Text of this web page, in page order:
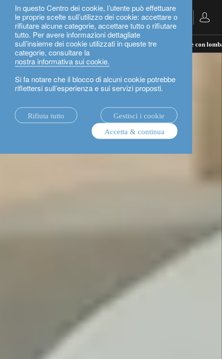
In questo Centro dei cookie, l’utente può effettuare
le proprie scelte sull’utilizzo dei cookie: accettare o
rifiutare alcune categorie, accettare tutto o rifiutare
tutto. Per avere informazioni dettagliate
sull’insieme dei cookie utilizzati in queste tre
categorie, consultare la
nostra informativa sui cookie.
Si fa notare che il blocco di alcuni cookie potrebbe
riflettersi sull’esperienza e sui servizi proposti.
Rifiuta tutto
Gestisci i cookie
Accetta & continua
Italiano
il nostro approccio alla gestione patrimoniale: investire con